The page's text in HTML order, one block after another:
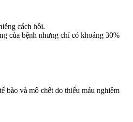
cách hồi.
của bệnh nhưng chỉ có khoảng 30%
bào và mô chết do thiếu máu nghiêm